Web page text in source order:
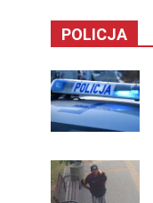
POLICJA